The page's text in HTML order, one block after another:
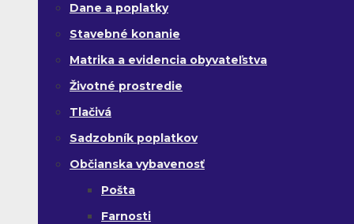
Dane a poplatky
Stavebné konanie
Matrika a evidencia obyvateľstva
Životné prostredie
Tlačivá
Sadzobník poplatkov
Občianska vybavenosť
Pošta
Farnosti